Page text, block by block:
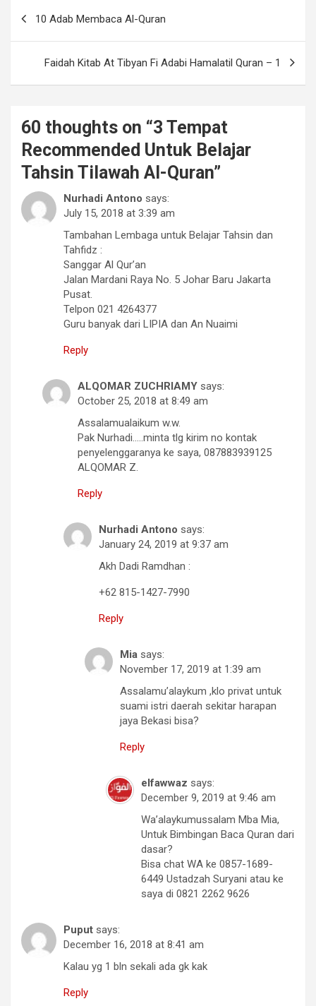
10 Adab Membaca Al-Quran
Faidah Kitab At Tibyan Fi Adabi Hamalatil Quran – 1
60 thoughts on “3 Tempat
Recommended Untuk Belajar
Tahsin Tilawah Al-Quran”
Nurhadi Antono says:
July 15, 2018 at 3:39 am
Tambahan Lembaga untuk Belajar Tahsin dan
Tahfidz :
Sanggar Al Qur’an
Jalan Mardani Raya No. 5 Johar Baru Jakarta
Pusat.
Telpon 021 4264377
Guru banyak dari LIPIA dan An Nuaimi
Reply
ALQOMAR ZUCHRIAMY says:
October 25, 2018 at 8:49 am
Assalamualaikum w.w.
Pak Nurhadi…..minta tlg kirim no kontak
penyelenggaranya ke saya, 087883939125
ALQOMAR Z.
Reply
Nurhadi Antono says:
January 24, 2019 at 9:37 am
Akh Dadi Ramdhan :
+62 815-1427-7990
Reply
Mia says:
November 17, 2019 at 1:39 am
Assalamu’alaykum ,klo privat untuk
suami istri daerah sekitar harapan
jaya Bekasi bisa?
Reply
elfawwaz says:
December 9, 2019 at 9:46 am
Wa’alaykumussalam Mba Mia,
Untuk Bimbingan Baca Quran dari
dasar?
Bisa chat WA ke 0857-1689-
6449 Ustadzah Suryani atau ke
saya di 0821 2262 9626
Puput says:
December 16, 2018 at 8:41 am
Kalau yg 1 bln sekali ada gk kak
Reply